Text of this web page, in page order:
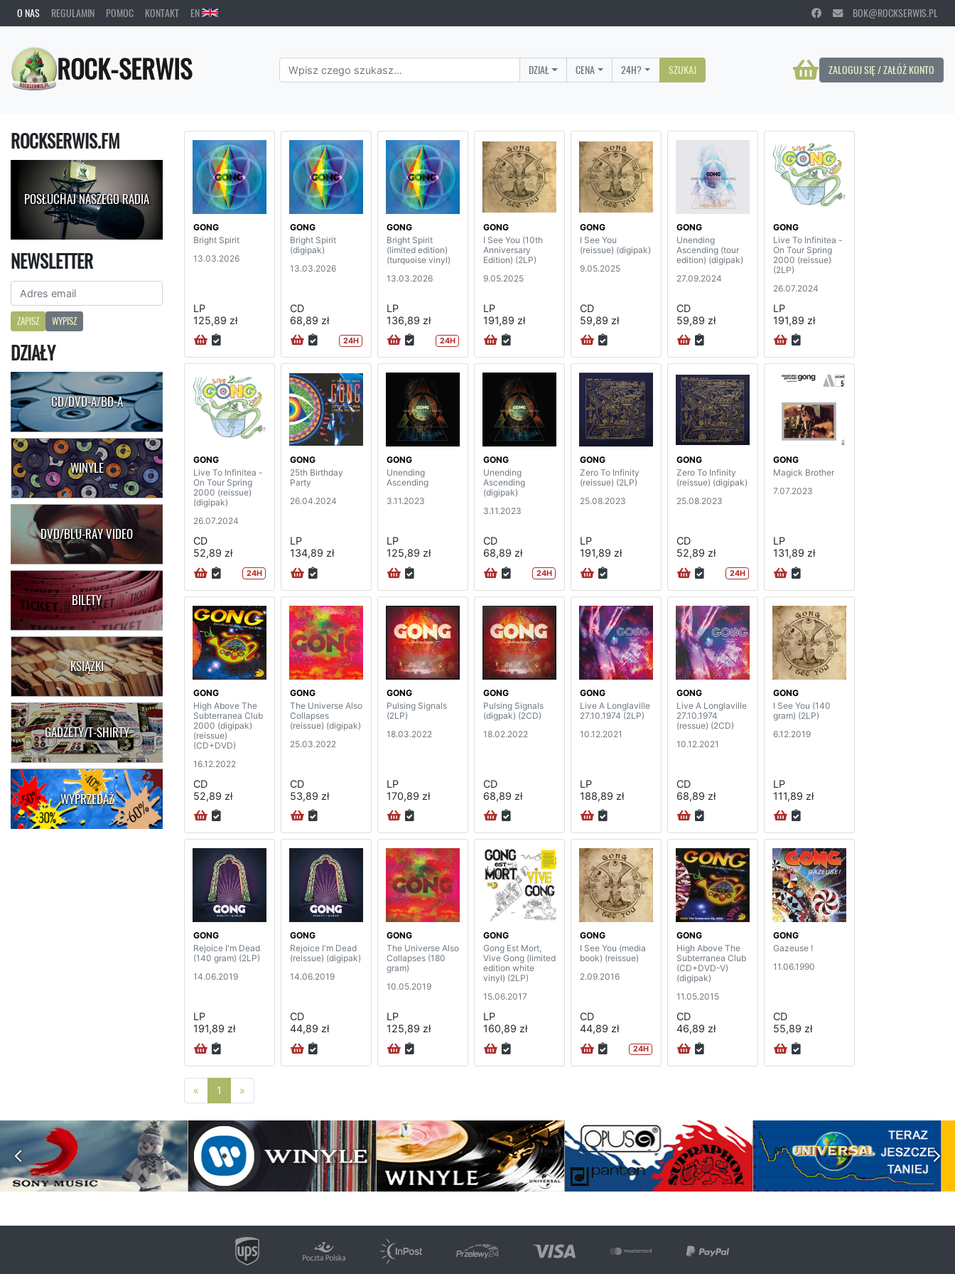
O NAS REGULAMIN POMOC KONTAKT EN BOK@ROCKSERWIS.PL
ROCK-SERWIS ZALOGUJ SIĘ / ZAŁÓŻ KONTO
DZIAŁ CENA 24H? SZUKAJ
ROCKSERWIS.FM
POSŁUCHAJ NASZEGO RADIA
NEWSLETTER
ZAPISZ WYPISZ
DZIAŁY
CD/DVD-A/BD-A
WINYLE
DVD/BLU-RAY VIDEO
BILETY
KSIĄŻKI
GADŻETY/T-SHIRTY
WYPRZEDAŻ
GONG
Bright Spirit
13.03.2026
LP
125,89 zł
GONG
Bright Spirit
(digipak)
13.03.2026
CD
68,89 zł
24H
GONG
Bright Spirit
(limited edition)
(turquoise vinyl)
13.03.2026
LP
136,89 zł
24H
GONG
I See You (10th
Anniversary
Edition) (2LP)
9.05.2025
LP
191,89 zł
GONG
I See You
(reissue) (digipak)
9.05.2025
CD
59,89 zł
GONG
Unending
Ascending (tour
edition) (digipak)
27.09.2024
CD
59,89 zł
GONG
Live To Infinitea -
On Tour Spring
2000 (reissue)
(2LP)
26.07.2024
LP
191,89 zł
GONG
Live To Infinitea -
On Tour Spring
2000 (reissue)
(digipak)
26.07.2024
CD
52,89 zł
24H
GONG
25th Birthday
Party
26.04.2024
LP
134,89 zł
GONG
Unending
Ascending
3.11.2023
LP
125,89 zł
GONG
Unending
Ascending
(digipak)
3.11.2023
CD
68,89 zł
24H
GONG
Zero To Infinity
(reissue) (2LP)
25.08.2023
LP
191,89 zł
GONG
Zero To Infinity
(reissue) (digipak)
25.08.2023
CD
52,89 zł
24H
GONG
Magick Brother
7.07.2023
LP
131,89 zł
GONG
High Above The
Subterranea Club
2000 (digipak)
(reissue)
(CD+DVD)
16.12.2022
CD
52,89 zł
GONG
The Universe Also
Collapses
(reissue) (digipak)
25.03.2022
CD
53,89 zł
GONG
Pulsing Signals
(2LP)
18.03.2022
LP
170,89 zł
GONG
Pulsing Signals
(digpak) (2CD)
18.02.2022
CD
68,89 zł
GONG
Live A Longlaville
27.10.1974 (2LP)
10.12.2021
LP
188,89 zł
GONG
Live A Longlaville
27.10.1974
(ressue) (2CD)
10.12.2021
CD
68,89 zł
GONG
I See You (140
gram) (2LP)
6.12.2019
LP
111,89 zł
GONG
Rejoice I'm Dead
(140 gram) (2LP)
14.06.2019
LP
191,89 zł
GONG
Rejoice I'm Dead
(reissue) (digipak)
14.06.2019
CD
44,89 zł
GONG
The Universe Also
Collapses (180
gram)
10.05.2019
LP
125,89 zł
GONG
Gong Est Mort,
Vive Gong (limited
edition white
vinyl) (2LP)
15.06.2017
LP
160,89 zł
GONG
I See You (media
book) (reissue)
2.09.2016
CD
44,89 zł
24H
GONG
High Above The
Subterranea Club
(CD+DVD-V)
(digipak)
11.05.2015
CD
46,89 zł
GONG
Gazeuse !
11.06.1990
CD
55,89 zł
« Poprzednia strona
1 »